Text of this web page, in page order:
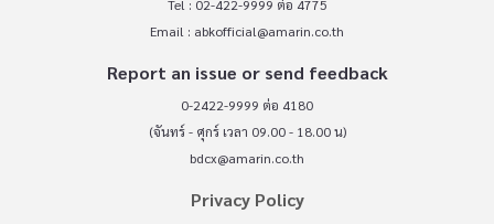
Tel : 02-422-9999 ต่อ 4775
Email : abkofficial@amarin.co.th
Report an issue or send feedback
0-2422-9999 ต่อ 4180
(จันทร์ - ศุกร์ เวลา 09.00 - 18.00 น)
bdcx@amarin.co.th
Privacy Policy